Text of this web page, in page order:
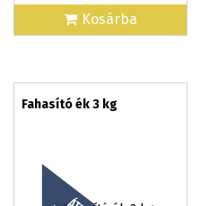
Kosárba
Fahasító ék 3 kg